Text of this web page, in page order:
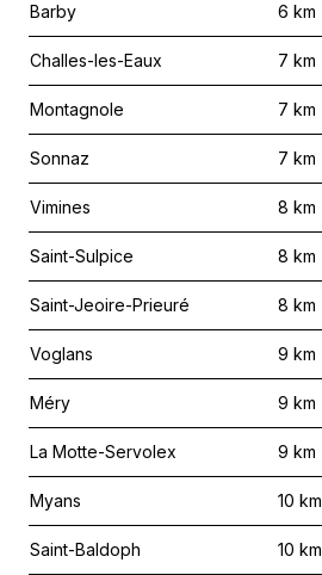
Barby 6 km
Challes-les-Eaux 7 km
Montagnole 7 km
Sonnaz 7 km
Vimines 8 km
Saint-Sulpice 8 km
Saint-Jeoire-Prieuré 8 km
Voglans 9 km
Méry 9 km
La Motte-Servolex 9 km
Myans 10 km
Saint-Baldoph 10 km